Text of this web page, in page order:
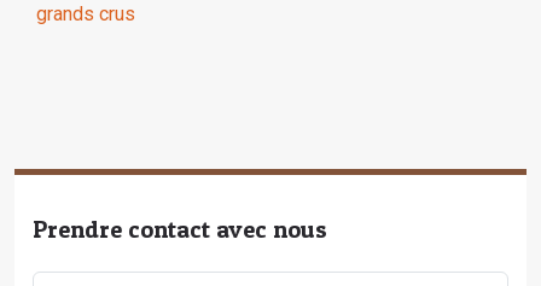
grands crus
Prendre contact avec nous